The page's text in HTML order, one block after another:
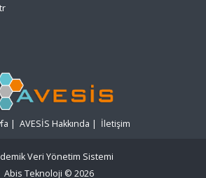
| AVESİS Hakkında | İletişim
Veri Yönetim Sistemi
Abis Teknoloji © 2026